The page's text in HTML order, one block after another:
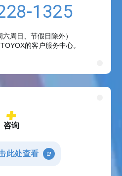
1325
周日、节假日除外）
的客户服务中心。
咨询
此处查看